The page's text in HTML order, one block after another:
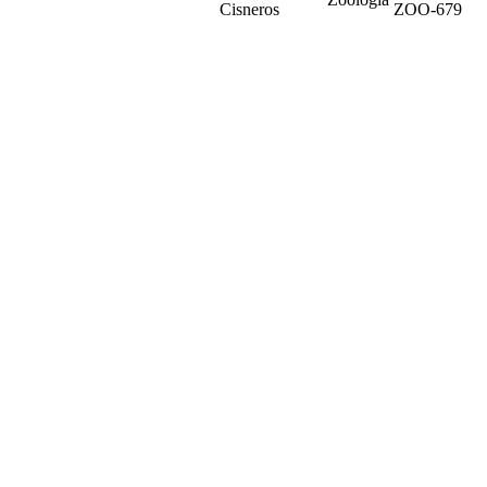
Cisneros ZOO-679